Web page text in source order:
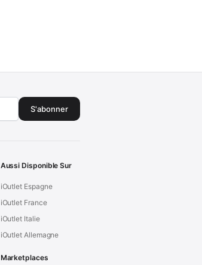
S'abonner
Aussi Disponible Sur
iOutlet Espagne
iOutlet France
iOutlet Italie
iOutlet Allemagne
Marketplaces